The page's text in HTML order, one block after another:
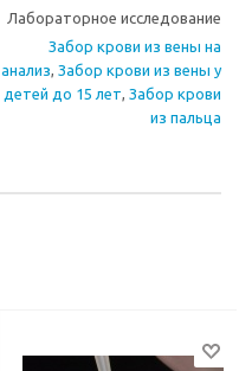
Лабораторное исследование
Забор крови из вены на
анализ, Забор крови из вены у
детей до 15 лет, Забор крови
из пальца